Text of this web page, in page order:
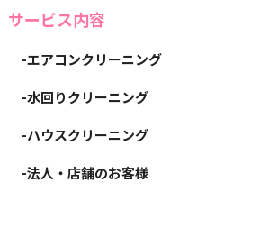
サービス内容
-エアコンクリーニング
-水回りクリーニング
-ハウスクリーニング
-法人・店舗のお客様